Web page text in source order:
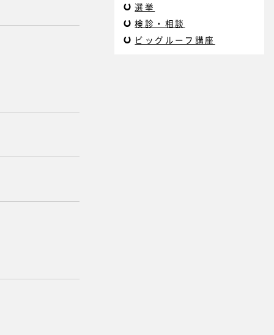
選挙
検診・相談
ビッグルーフ講座